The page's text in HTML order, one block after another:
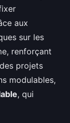
aux
sur les
renforçant
projets
modulables,
, qui